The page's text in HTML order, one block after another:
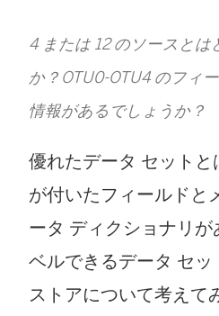
4 または 12 のソースとは
か？OTU0-OTU4 のフィ
情報があるでしょうか？
優れたデータ セット
が付いたフィールドと
ータ ディクショナリが
ベルできるデータ セ
ストアについて考えて